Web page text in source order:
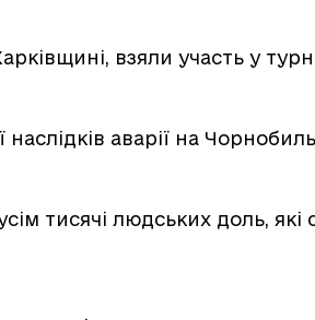
взяли участь у
аварії на
тисячі людських доль, які